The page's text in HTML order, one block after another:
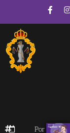
Por